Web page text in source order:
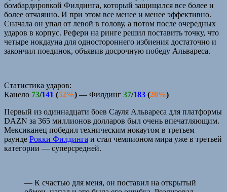
бомбардировкой Филдинга, который защищался все более и
более отчаянно. И при этом все менее и менее эффективно.
Сначала он упал от левой в голову, а потом после очередных
ударов в корпус. Рефери на ринге решил поставить точку, что
четыре нокдауна для одностороннего избиения достаточно и
закончил поединок, объявив досрочную победу Альвареса.
Статистика ударов:
Канело 73/141 (52%) — Филдинг 37/183 (20%)
Первый из одиннадцати боев Сауля Альвареса для платформы
DAZN за 365 миллионов долларов был очень впечатляющим.
Мексиканец победил техническим нокаутом в третьем
раунде Рокки Филдинга и стал чемпионом мира уже в третьей
категории — суперсредней.
— К счастью для меня, он поставил на открытый